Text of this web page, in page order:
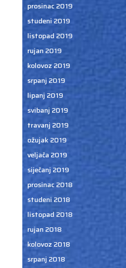
prosinac 2019
studeni 2019
listopad 2019
rujan 2019
kolovoz 2019
srpanj 2019
lipanj 2019
svibanj 2019
travanj 2019
ožujak 2019
veljača 2019
siječanj 2019
prosinac 2018
studeni 2018
listopad 2018
rujan 2018
kolovoz 2018
srpanj 2018